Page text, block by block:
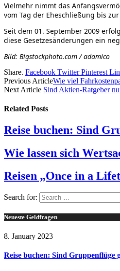
Vielmehr nimmt das
vom Tag der Eheschließung bis
Seit dem 01. September 2009
diese Gesetzesänderungen ein
Bild: Bigstockphoto.com / adamico
Share. Facebook Twitter Pinterest
Previous ArticleWie viel
Next Article Sind Aktien-Ratgeber
Related Posts
Reise buchen: Sind
Wie lassen sich
Reisen „Once in a
Search for:
Neueste Geldfragen
8. January 2023
Reise buchen: Sind Gruppenflüge